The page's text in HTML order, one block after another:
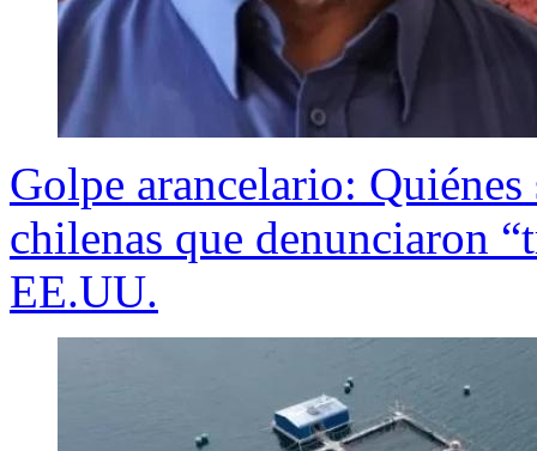
Golpe arancelario:
chilenas que denunciaron
EE.UU.